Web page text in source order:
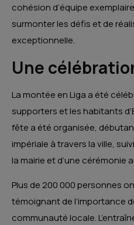
cohésion d’équipe
surmonter les défis et de
exceptionnelle.
Une
La montée en Liga a été
supporters et les habitants
fête a été organisée,
impériale à travers la ville,
la mairie et d’une cérémonie
Plus de 200 000 personnes
témoignant de l’importance
communauté locale.